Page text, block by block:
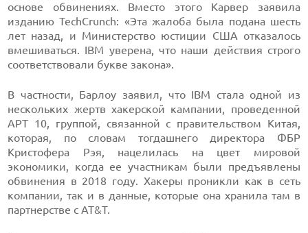
основе обвинениях. Вместо этого Карвер заявила
изданию TechCrunch: «Эта жалоба была подана шесть
лет назад, и Министерство юстиции США отказалось
вмешиваться. IBM уверена, что наши действия строго
соответствовали букве закона».
В частности, Барлоу заявил, что IBM стала одной из
нескольких жертв хакерской кампании, проведенной
APT 10, группой, связанной с правительством Китая,
которая, по словам тогдашнего директора ФБР
Кристофера Рэя, нацелилась на цвет мировой
экономики, когда ее участникам были предъявлены
обвинения в 2018 году. Хакеры проникли как в сеть
компании, так и в данные, которые она хранила там в
партнерстве с AT&T.